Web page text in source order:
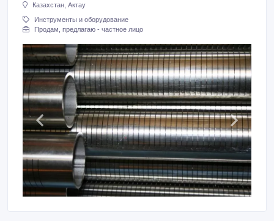
Казахстан, Актау
Инструменты и оборудование
Продам, предлагаю - частное лицо